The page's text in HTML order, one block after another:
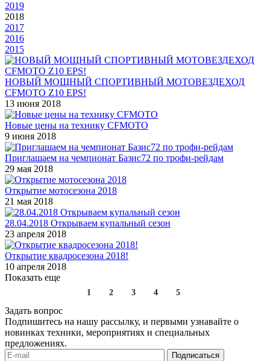
2019
2018
2017
2016
2015
НОВЫЙ МОЩНЫЙ СПОРТИВНЫЙ МОТОВЕЗДЕХОД
CFMOTO Z10 EPS!
13 июня 2018
Новые цены на технику CFMOTO
9 июня 2018
Приглашаем на чемпионат Базис72 по трофи-рейдам
29 мая 2018
Открытие мотосезона 2018
21 мая 2018
28.04.2018 Открываем купальный сезон
23 апреля 2018
Открытие квадросезона 2018!
10 апреля 2018
Показать еще
1 2 3 4 5
Задать вопрос
Подпишитесь на нашу рассылку, и первыми узнавайте о
новинках техники, мероприятиях и специальных
предложениях.